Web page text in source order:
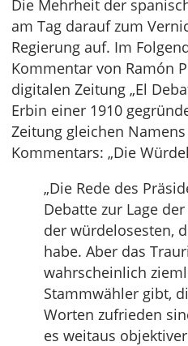
Die Mehrheit der
am Tag darauf zum
Regierung auf. Im
Kommentar von Ramón
digitalen Zeitung „El
Erbin einer 1910
Zeitung gleichen
Kommentars: „Die
„Die Rede des
Debatte zur Lage
der würdelosesten,
habe. Aber das
wahrscheinlich
Stammwähler gibt,
Worten zufrieden
es weitaus